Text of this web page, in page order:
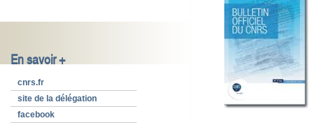
En savoir +
cnrs.fr
site de la délégation
facebook